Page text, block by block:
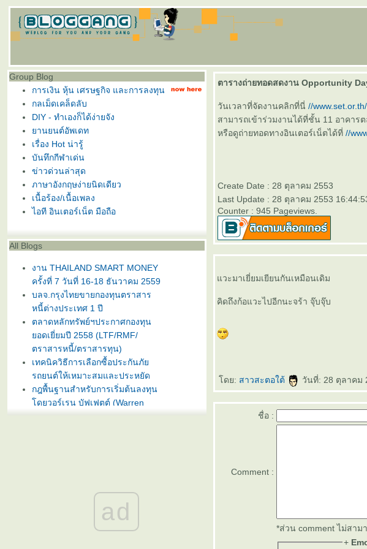
Group Blog
การเงิน หุ้น เศรษฐกิจ และการลงทุน
กลเม็ดเคล็ดลับ
DIY - ทำเองก็ได้ง่ายจัง
านยนต์อัพเดท
เรื่อง Hot น่ารู้
บันทึกกีฬาเด่น
ข่าวด่วนล่าสุด
ภาษาอังกฤษง่ายนิดเดียว
เนื้อร้อง/เนื้อเพลง
ไอที อินเตอร์เน็ต มือถือ
All Blogs
งาน THAILAND SMART MONEY
ครั้งที่ 7 วันที่ 16-18 ธันวาคม 2559
บลจ.กรุงไทยขายกองทุนตราสาร
หนี้ต่างประเทศ 1 ปี
ตลาดหลักทรัพย์ฯประกาศกองทุน
อดเยี่ยมปี 2558 (LTF/RMF/
ตราสารหนี้/ตราสารทุน)
เทคนิควิธีการเลือกซื้อประกันภั
รถยนต์ให้เหมาะสมและประหยัด
กฎพื้นฐานสำหรับการเริ่มต้นลงทุน
ดยวอร์เรน บัฟเฟตต์ (Warren
ดอกเบี้ยสูง 3% ต่อปี
บลจ. ทิสโก้ เปิดเสนอขาย “กองทุน
เปิด ทิสโก้ เจแปน อิควิตี้ ทริกเกอร์
8% #2” วันที่ 2- 9 ม.ค. 2557
ad
ตารางถ่ายทอดสดงาน Opportunity
วันเวลาที่จัดงานคลิกที่นี่ //
สามารถเข้าร่วมงานได้ที่ชั้น 11 อาคาร
หรือดูถ่ายทอดทางอินเตอร์เน็ตได้ที่ //
Create Date : 28 ตุลาคม 2553
Last Update : 28 ตุลาคม 2553
Counter : 945 Pageviews.
วะมาเยี่ยมเยียนกันเหมือนเดิม
คิดถึงก้อแวะไปอีกนะจร้า จุ๊บจุ๊บ
ดย: สาวสะตอใต้ วันที่: 28 ตุลาคม
ชื่อ :
Comment :
*ส่วน comment ไม่สาม
+